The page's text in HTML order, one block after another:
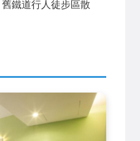
鐵道行人徒步區散